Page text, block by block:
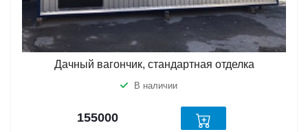
Дачный вагончик, стандартная отделка
В наличии
155000